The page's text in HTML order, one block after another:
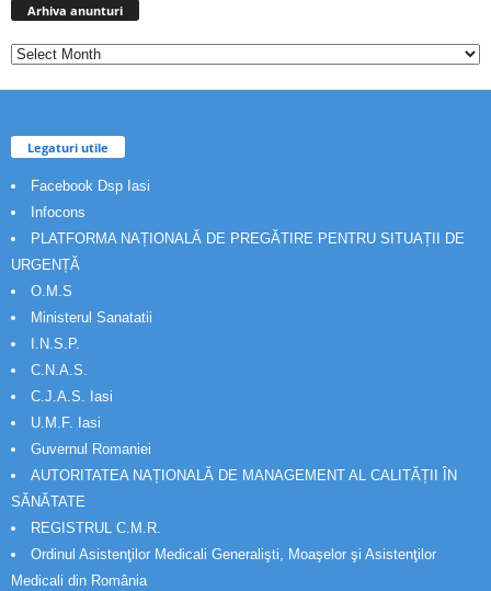
Arhiva anunturi
Legaturi utile
Facebook Dsp Iasi
Infocons
PLATFORMA NAȚIONALĂ DE PREGĂTIRE PENTRU SITUAȚII DE
URGENȚĂ
O.M.S
Ministerul Sanatatii
I.N.S.P.
C.N.A.S.
C.J.A.S. Iasi
U.M.F. Iasi
Guvernul Romaniei
AUTORITATEA NAȚIONALĂ DE MANAGEMENT AL CALITĂȚII ÎN
SĂNĂTATE
REGISTRUL C.M.R.
Ordinul Asistenţilor Medicali Generalişti, Moaşelor şi Asistenţilor
Medicali din România